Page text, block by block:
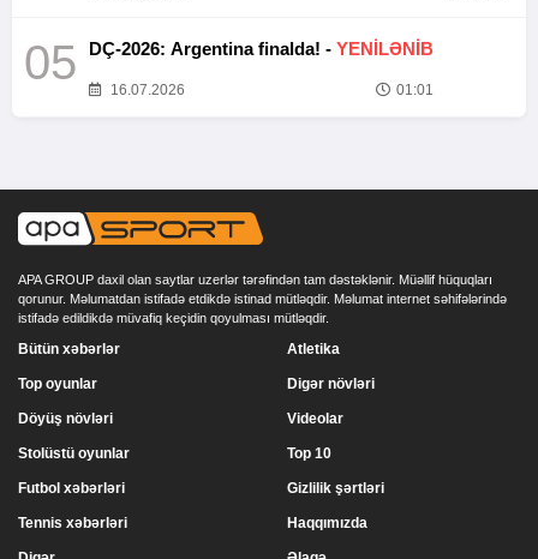
05 DÇ-2026: Argentina finalda! - YENİLƏNİB
16.07.2026 01:01
APA GROUP daxil olan saytlar uzerlər tərəfindən tam dəstəklənir. Müəllif hüquqları
qorunur. Məlumatdan istifadə etdikdə istinad mütləqdir. Məlumat internet səhifələrində
istifadə edildikdə müvafiq keçidin qoyulması mütləqdir.
Bütün xəbərlər
Top oyunlar
Döyüş növləri
Stolüstü oyunlar
Atletika
Digər növləri
Videolar
Top 10
Futbol xəbərləri
Tennis xəbərləri
Gizlilik şərtləri
Haqqımızda